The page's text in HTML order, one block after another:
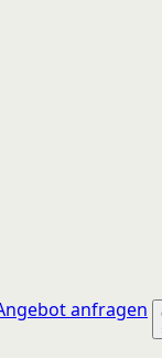
anfragen